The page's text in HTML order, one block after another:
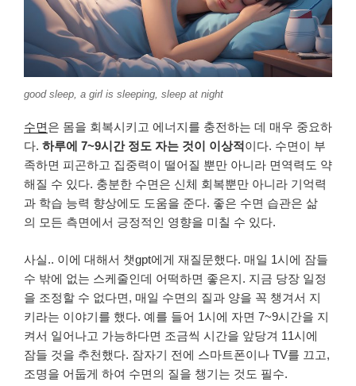
good sleep, a girl is sleeping, sleep at night
수면은 몸을 회복시키고 에너지를 충전하는 데 매우 중요하
다. 하루에 7~9시간 정도 자는 것이 이상적이다. 수면이 부
족하면 피곤하고 집중력이 떨어질 뿐만 아니라 면역력도 약
해질 수 있다. 충분한 수면은 신체 회복뿐만 아니라 기억력
과 학습 능력 향상에도 도움을 준다. 좋은 수면 습관은 삶
의 모든 측면에서 긍정적인 영향을 미칠 수 있다.
사실.. 이에 대해서 챗gpt에게 재질문했다. 매일 1시에 잠들
수 밖에 없는 스케줄인데 어떡하면 좋은지. 지금 당장 일정
을 조정할 수 없다면, 매일 수면의 질과 양을 꼭 챙겨서 지
키라는 이야기를 했다. 예를 들어 1시에 자면 7~9시간을 지
켜서 일어나고 가능하다면 조금씩 시간을 앞당겨 11시에
잠들 것을 추천했다. 잠자기 전에 스마트폰이나 TV를 끄고,
조명을 어둡게 하여 수면의 질을 챙기는 것도 필수.